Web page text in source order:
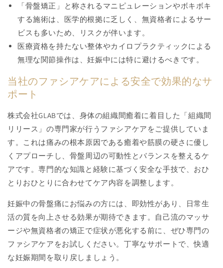
「骨盤矯正」と称されるマニピュレーションやボキボキ
する施術は、医学的根拠に乏しく、無資格者によるサー
ビスも多いため、リスクが伴います。
医療資格を持たない整体やカイロプラクティックによる
無理な関節操作は、妊娠中には特に避けるべきです。
当社のファシアケアによる安全で効果的なサ
ポート
株式会社GLABでは、身体の組織間癒着に着目した「組織間
リリース」の専門家が行うファシアケアをご提供していま
す。これは痛みの根本原因である癒着や筋膜の硬さに優し
くアプローチし、骨盤周辺の可動性とバランスを整えるケ
アです。専門的な知識と経験に基づく安全な手技で、おひ
とりおひとりに合わせてケア内容を調整します。
妊娠中の骨盤痛にお悩みの方には、即効性があり、日常生
活の質を向上させる効果が期待できます。自己流のマッサ
ージや無資格者の矯正で症状が悪化する前に、ぜひ専門の
ファシアケアをお試しください。丁寧なサポートで、快適
な妊娠期間を取り戻しましょう。